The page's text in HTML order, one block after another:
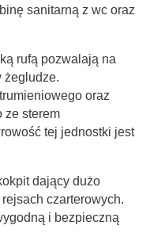
sanitarną z wc oraz
rufą pozwalają na
żegludze.
oraz
ze sterem
tej jednostki jest
dający dużo
czarterowych.
i bezpieczną